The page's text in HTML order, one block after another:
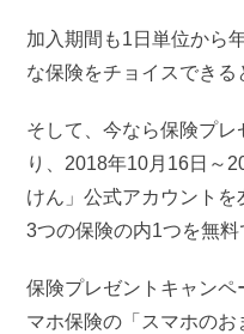
加入期間も1日単位から
な保険をチョイスできる
そして、今なら保険プ
り、2018年10月16日～
けん」公式アカウント
3つの保険の内1つを無料
保険プレゼントキャンペ
マホ保険の「スマホの